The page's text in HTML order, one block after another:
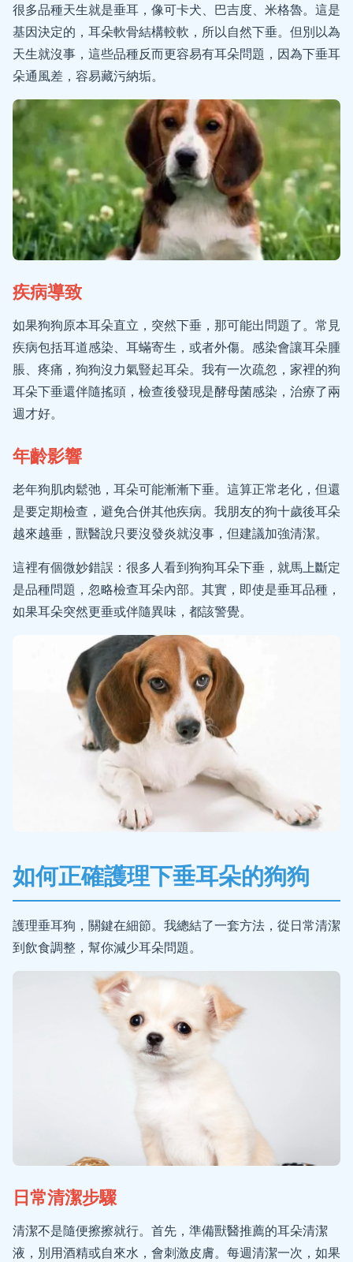
很多品種天生就是垂耳，像可卡犬、巴吉度、米格魯。這是
基因決定的，耳朵軟骨結構較軟，所以自然下垂。但別以為
天生就沒事，這些品種反而更容易有耳朵問題，因為下垂耳
朵通風差，容易藏污納垢。
疾病導致
如果狗狗原本耳朵直立，突然下垂，那可能出問題了。常見
疾病包括耳道感染、耳蟎寄生，或者外傷。感染會讓耳朵腫
脹、疼痛，狗狗沒力氣豎起耳朵。我有一次疏忽，家裡的狗
耳朵下垂還伴隨搖頭，檢查後發現是酵母菌感染，治療了兩
週才好。
年齡影響
老年狗肌肉鬆弛，耳朵可能漸漸下垂。這算正常老化，但還
是要定期檢查，避免合併其他疾病。我朋友的狗十歲後耳朵
越來越垂，獸醫說只要沒發炎就沒事，但建議加強清潔。
這裡有個微妙錯誤：很多人看到狗狗耳朵下垂，就馬上斷定
是品種問題，忽略檢查耳朵內部。其實，即使是垂耳品種，
如果耳朵突然更垂或伴隨異味，都該警覺。
如何正確護理下垂耳朵的狗狗
護理垂耳狗，關鍵在細節。我總結了一套方法，從日常清潔
到飲食調整，幫你減少耳朵問題。
日常清潔步驟
清潔不是隨便擦擦就行。首先，準備獸醫推薦的耳朵清潔
液，別用酒精或自來水，會刺激皮膚。每週清潔一次，如果